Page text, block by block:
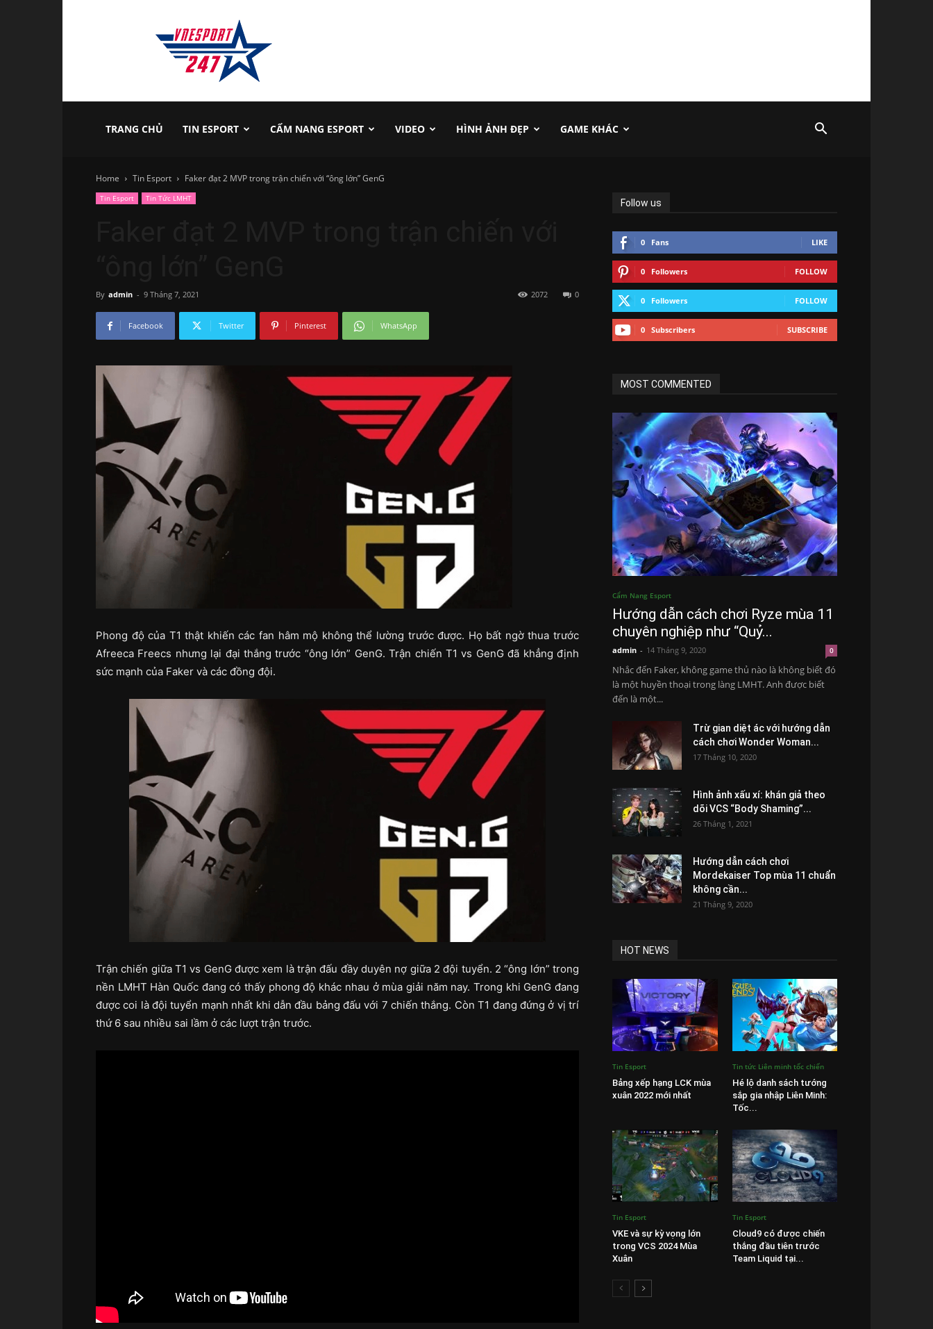
vnesport247
TRANG CHỦ TIN ESPORT CẨM NANG ESPORT VIDEO HÌNH ẢNH ĐẸP GAME KHÁC
Home Tin Esport Faker đạt 2 MVP trong trận chiến với “ông lớn” GenG
Tin Esport Tin Tức LMHT
By admin - 9 Tháng 7, 2021 0
2072
Facebook Twitter Pinterest WhatsApp
Phong độ của T1 thật khiến các fan hâm mộ không thể lường trước được. Họ bất ngờ thua trước
Afreeca Freecs nhưng lại đại thắng trước “ông lớn” GenG. Trận chiến T1 vs GenG đã khẳng định
sức mạnh của Faker và các đồng đội.
Trận chiến giữa T1 vs GenG được xem là trận đấu đầy duyên nợ giữa 2 đội tuyển. 2 “ông lớn” trong
nền LMHT Hàn Quốc đang có thấy phong độ khác nhau ở mùa giải năm nay. Trong khi GenG đang
được coi là đội tuyển mạnh nhất khi dẫn đầu bảng đấu với 7 chiến thắng. Còn T1 đang đứng ở vị trí
thứ 6 sau nhiều sai lầm ở các lượt trận trước.
Follow us
0 Fans LIKE
0 Followers FOLLOW
0 Followers FOLLOW
0 Subscribers SUBSCRIBE
MOST COMMENTED
Cẩm Nang Esport
Hướng dẫn cách chơi Ryze mùa 11
chuyên nghiệp như “Quỷ...
admin - 14 Tháng 9, 2020 0
Nhắc đến Faker, không game thủ nào là không biết đó
là một huyền thoại trong làng LMHT. Anh được biết
đến là một...
Trừ gian diệt ác với hướng dẫn
cách chơi Wonder Woman...
17 Tháng 10, 2020
Hình ảnh xấu xí: khán giả theo
dõi VCS “Body Shaming”...
26 Tháng 1, 2021
Hướng dẫn cách chơi
Mordekaiser Top mùa 11 chuẩn
không cần...
21 Tháng 9, 2020
HOT NEWS
Tin Esport
Bảng xếp hạng LCK mùa
xuân 2022 mới nhất
Tin tức Liên minh tốc chiến
Hé lộ danh sách tướng
sắp gia nhập Liên Minh:
Tốc...
Tin Esport
VKE và sự kỳ vọng lớn
trong VCS 2024 Mùa
Xuân
Tin Esport
Cloud9 có được chiến
thắng đầu tiên trước
Team Liquid tại...